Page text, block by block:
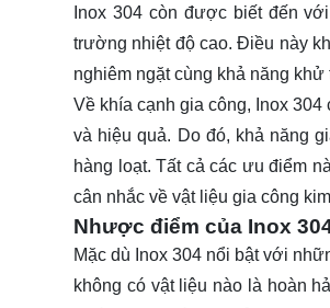
Inox 304 còn được biết đến
trường nhiệt độ cao. Điều này
nghiêm ngặt cùng khả năng
Về khía cạnh gia công, Inox
và hiệu quả. Do đó, khả năng
hàng loạt. Tất cả các ưu điểm
cân nhắc về vật liệu gia công
Nhược điểm của Inox
Mặc dù Inox 304 nổi bật với
không có vật liệu nào là hoàn